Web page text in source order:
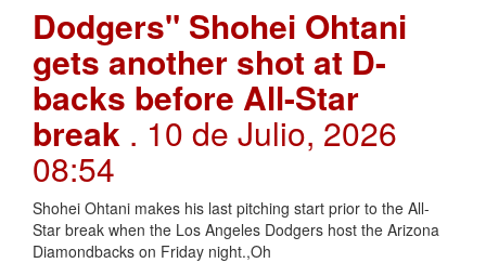
Dodgers" Shohei Ohtani
gets another shot at D-
backs before All-Star
break . 10 de Julio, 2026
08:54
Shohei Ohtani makes his last pitching start prior to the All-
Star break when the Los Angeles Dodgers host the Arizona
Diamondbacks on Friday night.,Oh